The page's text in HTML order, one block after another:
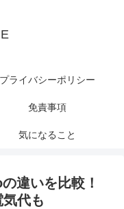
プライバシーポリシー
免責事項
気になること
違いを比較！
代も